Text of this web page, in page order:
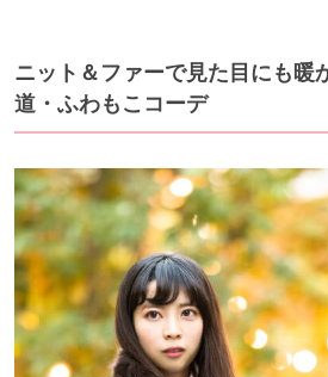
ニット＆ファーで見た目にも暖
道・ふわもこコーデ